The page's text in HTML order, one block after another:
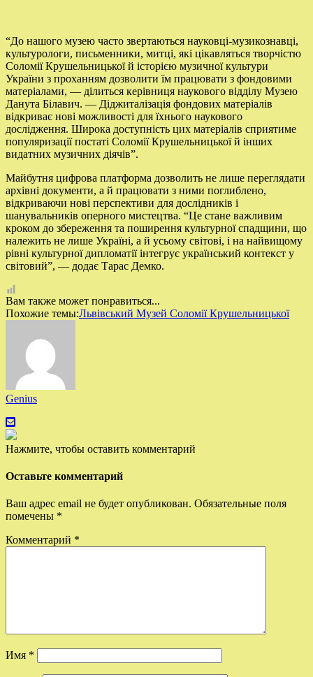
“До нашого музею часто звертаються науковці-музикознавці,
культурологи, письменники, митці, які цікавляться творчістю
Соломії Крушельницької й історією музичної культури
України з проханням дозволити їм працювати з фондовими
матеріалами, — ділиться керівниця наукового відділу Музею
Данута Білавич. — Діджиталізація фондових матеріалів
відкриває нові можливості для їхнього наукового
дослідження. Широка доступність цих матеріалів сприятиме
популяризації постаті Соломії Крушельницької й інших
видатних музичних діячів”.
Майбутня цифрова платформа дозволить не лише переглядати
архівні документи, а й працювати з ними поглиблено,
відкриваючи нові перспективи для дослідників і
шанувальників оперного мистецтва. “Це стане важливим
кроком до збереження та поширення культурної спадщини, що
належить не лише Україні, а й усьому світові, і на найвищому
рівні культурної дипломатії інтегрує український контекст у
світовий”, — додає Тарас Демко.
Вам также может понравиться...
Похожие темы:Львівський Музей Соломії Крушельницької
Genius
Нажмите, чтобы оставить комментарий
Оставьте комментарий
Ваш адрес email не будет опубликован. Обязательные поля
помечены *
Комментарий *
Имя *